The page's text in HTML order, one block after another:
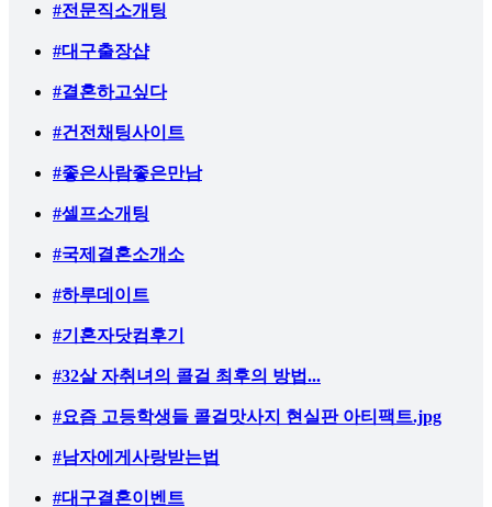
#전문직소개팅
#대구출장샵
#결혼하고싶다
#건전채팅사이트
#좋은사람좋은만남
#셀프소개팅
#국제결혼소개소
#하루데이트
#기혼자닷컴후기
#32살 자취녀의 콜걸 최후의 방법...
#요즘 고등학생들 콜걸맛사지 현실판 아티팩트.jpg
#남자에게사랑받는법
#대구결혼이벤트